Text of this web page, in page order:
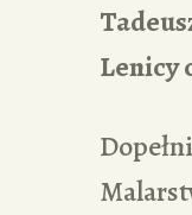
Lenicy